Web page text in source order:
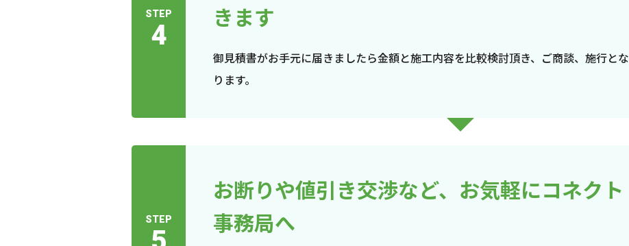
STEP
4
きます
御見積書がお手元に届きましたら金額と施工内容を比較検討頂き、ご商談、施行とな
ります。
STEP
お断りや値引き交渉など、お気軽にコネクト
事務局へ